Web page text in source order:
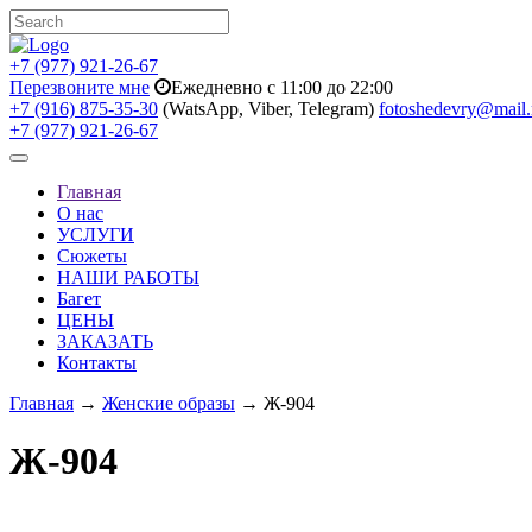
+7 (977) 921-26-67
Перезвоните мне
Ежедневно с 11:00 до 22:00
+7 (916) 875-35-30 (WatsApp, Viber, Telegram)
+7 (977) 921-26-67
Toggle
navigationГлавная
О нас
УСЛУГИ
Сюжеты
НАШИ РАБОТЫ
Багет
ЦЕНЫ
ЗАКАЗАТЬ
Контакты
Главная → Женские образы → Ж-904
Ж-904